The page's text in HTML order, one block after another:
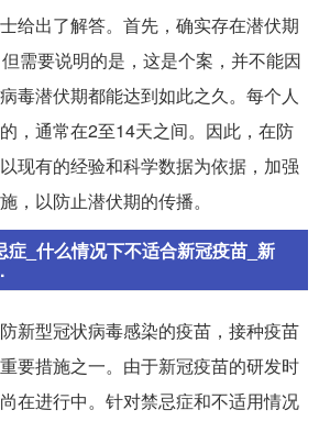
给出了解答。首先，确实存在潜伏期
需要说明的是，这是个案，并不能因
毒潜伏期都能达到如此之久。每个人
，通常在2至14天之间。因此，在防
现有的经验和科学数据为依据，加强
，以防止潜伏期的传播。
症_什么情况下不适合新冠疫苗_新
新型冠状病毒感染的疫苗，接种疫苗
要措施之一。由于新冠疫苗的研发时
在进行中。针对禁忌症和不适用情况